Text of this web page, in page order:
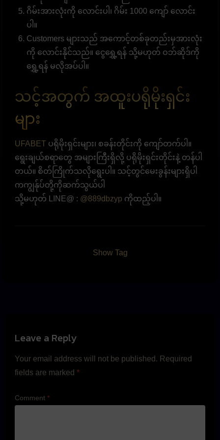
ဂိမ်းအားလုံးကို လောင်းပါ၊ ဂိမ်း 1000 ကျော် လောင်း
ပါ။
Customers များသည် အကောင့်တစ်ခုတည်းမှအားလုံး
ကို လောင်းနိုင်သည်။ ငွေရွှေ့ရန် သို့မဟုတ် ဝဘ်ဆိုဒ်ကို
ရွှေ့ရန် မလိုအပ်ပါ။
သင့်အတွက် အထူးပရိုမိုးရှင်း
များ
UFABET ပရိုမိုးရှင်းများ၊ စခန်းတိုင်းကို ကျော်တက်ပါ။
ရွေးချယ်စရာတွေ အများကြီးရှိလို့ ပရိုမိုးရှင်းတိုင်းနဲ့ တန်ပါ
တယ်။ စိတ်ကြိုက်သလိုရွေးပါ။ သင့်တွင်မေးခွန်းများရှိပါ
ကကျွန်ုပ်တို့ကိုဆက်သွယ်ပါ
သို့မဟုတ် LINE@ : @889dbzyp ကိုထည့်ပါ။
Show Tag
Leave a Reply
Your email address will not be published. Required
fields are marked *
Comment *